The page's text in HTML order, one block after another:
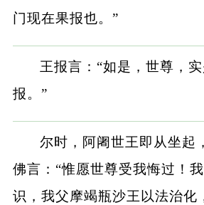
门现在果报也。”
王报言：“如是，世尊，
报。”
尔时，阿阇世王即从坐起
佛言：“惟愿世尊受我悔过！
识，我父摩竭瓶沙王以法治化